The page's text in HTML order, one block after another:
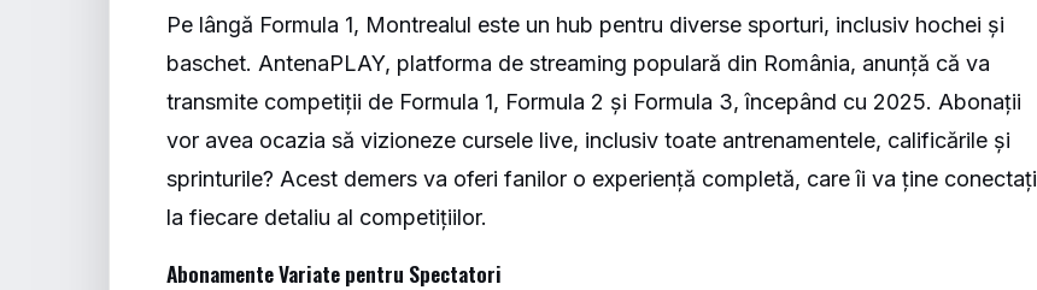
Pe lângă Formula 1, Montrealul este un hub pentru diverse sporturi, inclusiv hochei și
baschet. AntenaPLAY, platforma de streaming populară din România, anunță că va
transmite competiții de Formula 1, Formula 2 și Formula 3, începând cu 2025. Abonații
vor avea ocazia să vizioneze cursele live, inclusiv toate antrenamentele, calificările și
sprinturile? Acest demers va oferi fanilor o experiență completă, care îi va ține conectați
la fiecare detaliu al competițiilor.
Abonamente Variate pentru Spectatori